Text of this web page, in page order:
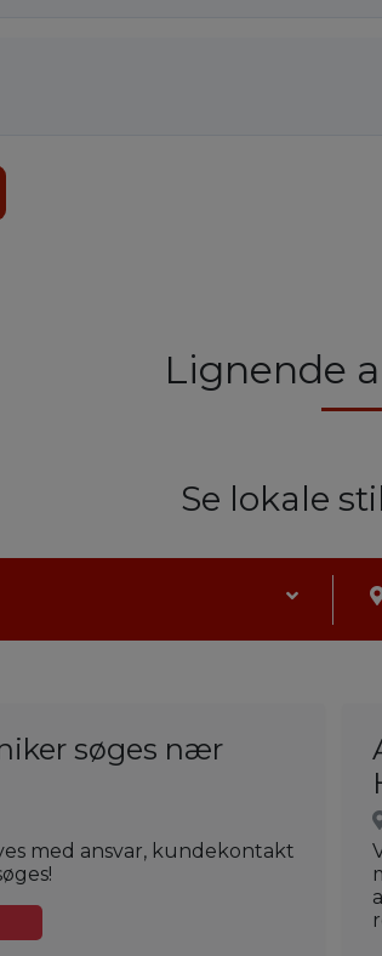
Lignende
Se lokale
søges nær
med ansvar, kundekontakt